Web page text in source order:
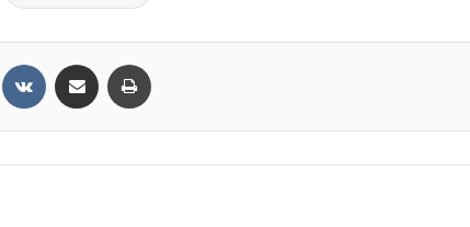
Reddit VKontakteCompartir por correo electrónico